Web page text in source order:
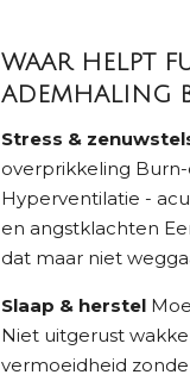
WAAR HELPT
ADEMHALING
Stress &
overprikkeling
Hyperventilatie -
en angstklachten
dat maar niet
Slaap & herstel
Niet uitgerust
vermoeidheid